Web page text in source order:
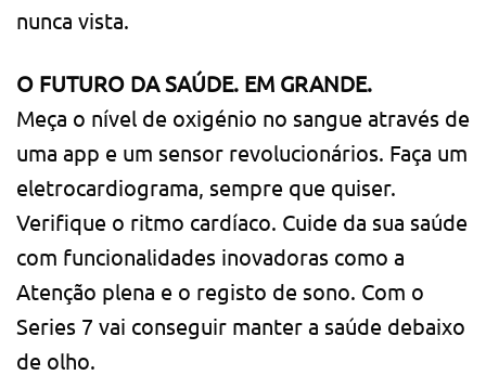
nunca vista.
O FUTURO DA SAÚDE. EM GRANDE.
Meça o nível de oxigénio no sangue através de
uma app e um sensor revolucio­nários. Faça um
eletrocardiograma, sempre que quiser.
Verifique o ritmo cardíaco. Cuide da sua saúde
com funcionali­dades inovadoras como a
Atenção plena e o registo de sono. Com o
Series 7 vai conseguir manter a saúde debaixo
de olho.